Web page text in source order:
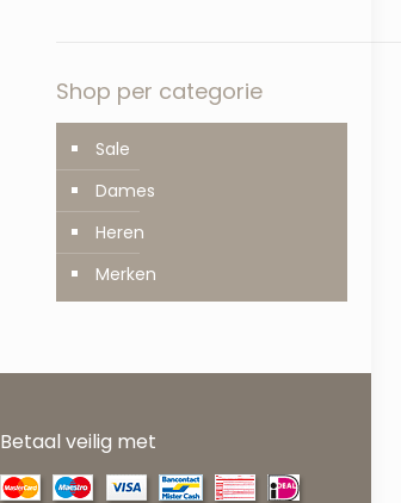
Shop per categorie
Sale
Dames
Heren
Merken
Betaal veilig met